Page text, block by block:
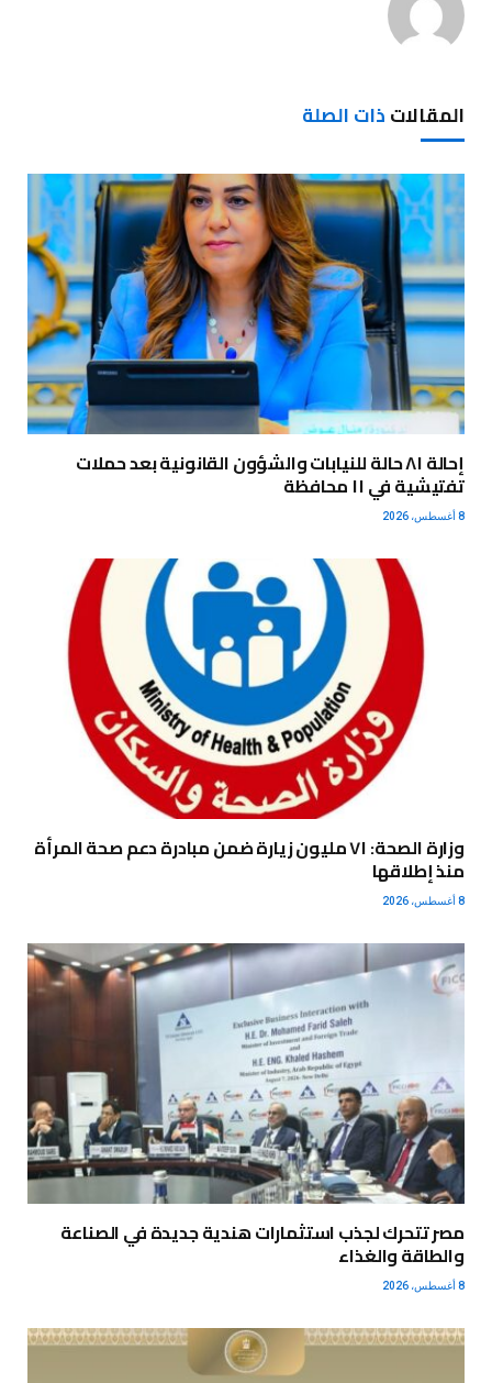
المقالاتذات الصلة
إحالة ٨١ حالة للنيابات والشؤون القانونية بعد حملات
تفتيشية في ١١ محافظة
8 أغسطس، 2026
وزارة الصحة: ٧١ مليون زيارة ضمن مبادرة دعم صحة المرأة
منذ إطلاقها
8 أغسطس، 2026
مصر تتحرك لجذب استثمارات هندية جديدة في الصناعة
والطاقة والغذاء
8 أغسطس، 2026